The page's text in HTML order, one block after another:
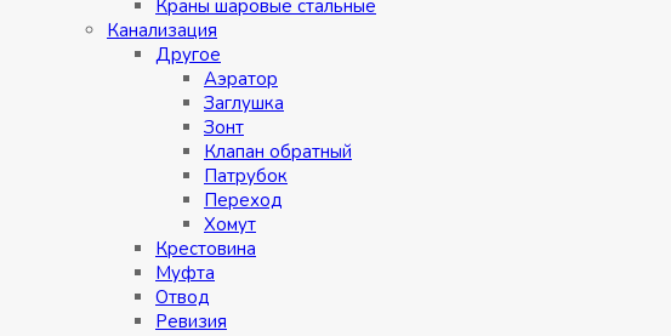
Краны шаровые стальные
Канализация
Другое
Аэратор
Заглушкa
Зонт
Клапан обратный
Патрубок
Переход
Хомут
Крестовина
Муфтa
Отвод
Ревизия